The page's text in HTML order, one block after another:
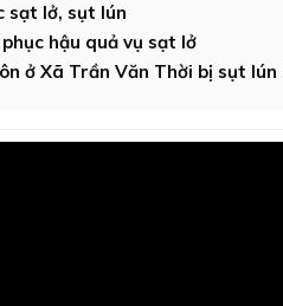
sạt lở, sụt lún
hậu quả vụ sạt lở
ở Xã Trần Văn Thời bị sụt lún